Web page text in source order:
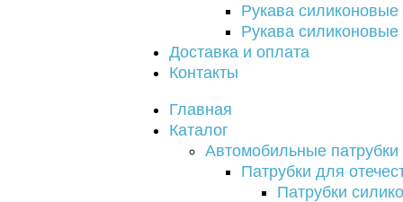
Рукава
Рукава
Доставка и оплата
Контакты
Главная
Каталог
Автомобильные
Патрубки для
Патрубки